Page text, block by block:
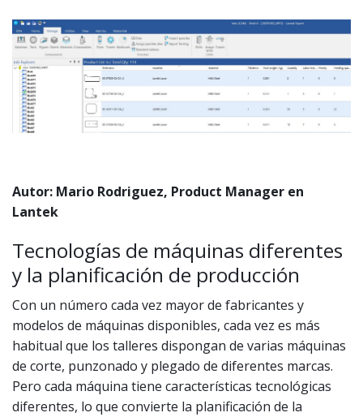
Autor: Mario Rodriguez, Product Manager en
Lantek
Tecnologías de máquinas diferentes
y la planificación de producción
Con un número cada vez mayor de fabricantes y
modelos de máquinas disponibles, cada vez es más
habitual que los talleres dispongan de varias máquinas
de corte, punzonado y plegado de diferentes marcas.
Pero cada máquina tiene características tecnológicas
diferentes, lo que convierte la planificación de la